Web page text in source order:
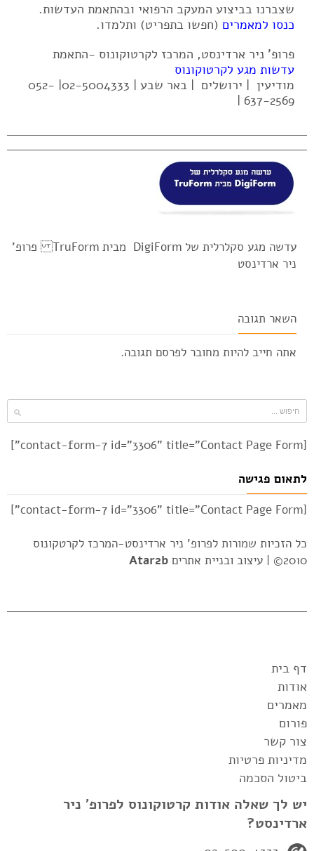
שצברנו בביצוע המעקב הרפואי ובהתאמת העדשות.
כנסו למאמרים (חפשו בתפריט) ותלמדו.
פרופ' ניר ארדינסט, המרכז לקרטוקונוס -התאמת
עדשות מגע לקרטוקונוס
מודיעין | ירושלים | באר שבע | 02-5004333| 052-
637-2569 |
עדשה מגע סקלרלית של DigiForm מבית TruForm פרופ'
ניר ארדינסט
השאר תגובה
אתה חייב להיות מחובר לפרסם תגובה.
[contact-form-7 id="3306" title="Contact Page Form"]
לתאום פגישה
[contact-form-7 id="3306" title="Contact Page Form"]
כל הזכיות שמורות לפרופ' ניר ארדינסט-המרכז לקרטקונוס
2010© |
עיצוב ובניית אתרים Atar2b
דף בית
אודות
מאמרים
פורום
צור קשר
מדיניות פרטיות
ביטול הסכמה
יש לך שאלה אודות קרטוקונוס לפרופ' ניר
ארדינסט?